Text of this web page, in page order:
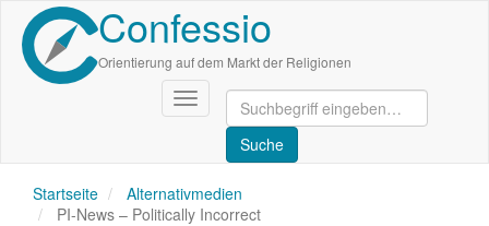
Direkt
zum
Inhalt
Confessio
Orientierung auf dem Markt der Religionen
Navigation
aktivieren/deaktivieren
Startseite
Alternativmedien
PI-News – Politically Incorrect